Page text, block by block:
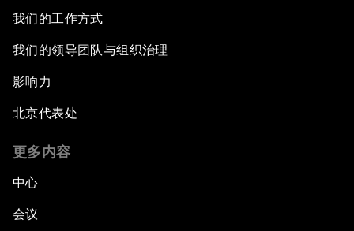
我们的工作方式
我们的领导团队与组织治理
影响力
北京代表处
更多内容
中心
会议